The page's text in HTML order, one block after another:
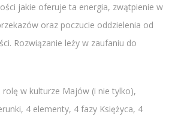
jakie oferuje ta energia, zwątpienie w
oraz poczucie oddzielenia od
Rozwiązanie leży w zaufaniu do
w kulturze Majów (i nie tylko),
4 elementy, 4 fazy Księżyca, 4